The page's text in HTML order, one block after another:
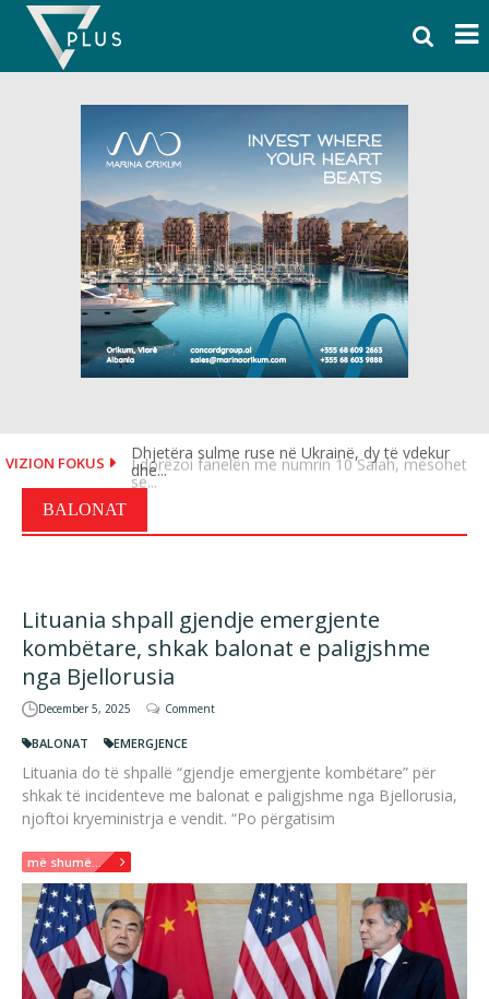
Skip
content
VIZION FOKUS
Dhjetëra sulme ruse në Ukrainë, dy të vdekur
dhe...
I dorëzoi fanelën me numrin 10 Salah, mësohet
se...
BALONAT
Lituania shpall gjendje emergjente
kombëtare, shkak balonat e paligjshme
nga Bjellorusia
December 5, 2025 Comment
BALONAT EMERGJENCE
Lituania do të shpallë “gjendje emergjente kombëtare” për
shkak të incidenteve me balonat e paligjshme nga Bjellorusia,
njoftoi kryeministrja e vendit. “Po përgatisim
më shumë...